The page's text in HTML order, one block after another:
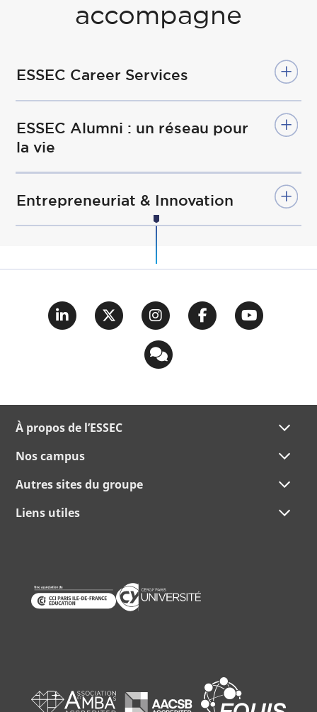
accompagne
ESSEC Career Services
ESSEC Alumni : un réseau pour
la vie
Entrepreneuriat & Innovation
À propos de l’ESSEC
Nos campus
Autres sites du groupe
Liens utiles